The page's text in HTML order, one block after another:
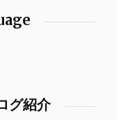
グ紹介